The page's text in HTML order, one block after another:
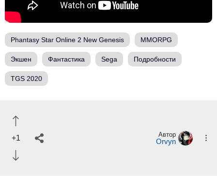
Phantasy Star Online 2 New Genesis MMORPG
Экшен Фантастика Sega Подробности
TGS 2020
+1 Автор
Orvyn